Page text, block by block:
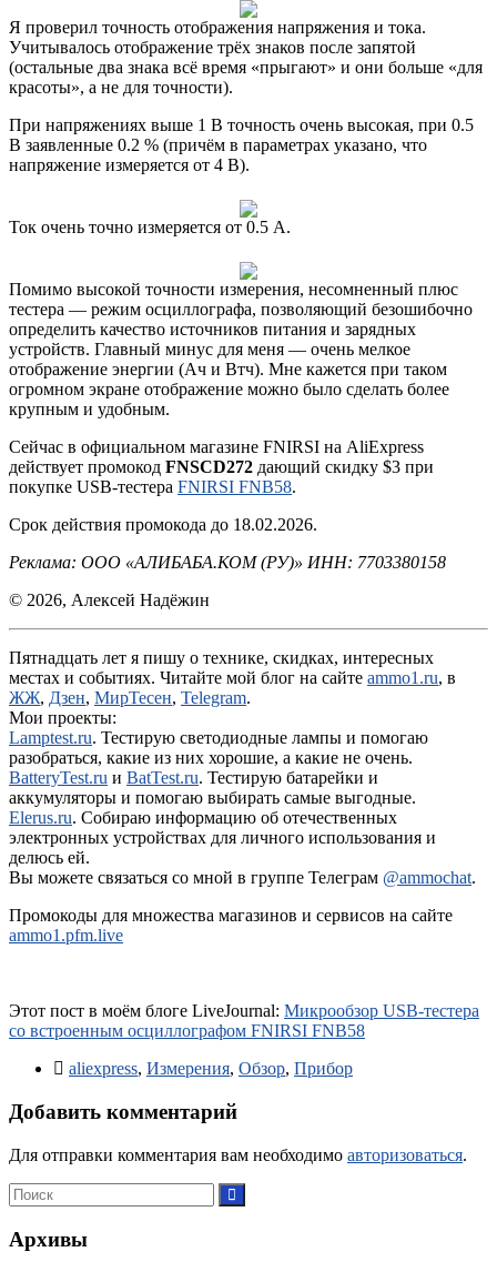
Я проверил точность отображения напряжения и тока.
Учитывалось отображение трёх знаков после запятой
(остальные два знака всё время «прыгают» и они больше «для
красоты», а не для точности).
При напряжениях выше 1 В точность очень высокая, при 0.5
В заявленные 0.2 % (причём в параметрах указано, что
напряжение измеряется от 4 В).
Ток очень точно измеряется от 0.5 А.
Помимо высокой точности измерения, несомненный плюс
тестера — режим осциллографа, позволяющий безошибочно
определить качество источников питания и зарядных
устройств. Главный минус для меня — очень мелкое
отображение энергии (Ач и Втч). Мне кажется при таком
огромном экране отображение можно было сделать более
крупным и удобным.
Сейчас в официальном магазине FNIRSI на AliExpress
действует промокод FNSCD272 дающий скидку $3 при
покупке USB-тестера FNIRSI FNB58.
Срок действия промокода до 18.02.2026.
Реклама: ООО «АЛИБАБА.КОМ (РУ)» ИНН: 7703380158
© 2026, Алексей Надёжин
Пятнадцать лет я пишу о технике, скидках, интересных
местах и событиях. Читайте мой блог на сайте ammo1.ru, в
ЖЖ, Дзен, МирТесен, Telegram.
Мои проекты:
Lamptest.ru. Тестирую светодиодные лампы и помогаю
разобраться, какие из них хорошие, а какие не очень.
BatteryTest.ru и BatTest.ru. Тестирую батарейки и
аккумуляторы и помогаю выбирать самые выгодные.
Elerus.ru. Собираю информацию об отечественных
электронных устройствах для личного использования и
делюсь ей.
Вы можете связаться со мной в группе Телеграм @ammochat.
Промокоды для множества магазинов и сервисов на сайте
ammo1.pfm.live
Этот пост в моём блоге LiveJournal: Микрообзор USB-тестера
со встроенным осциллографом FNIRSI FNB58
aliexpress, Измерения, Обзор, Прибор
Добавить комментарий
Для отправки комментария вам необходимо авторизоваться.
Архивы